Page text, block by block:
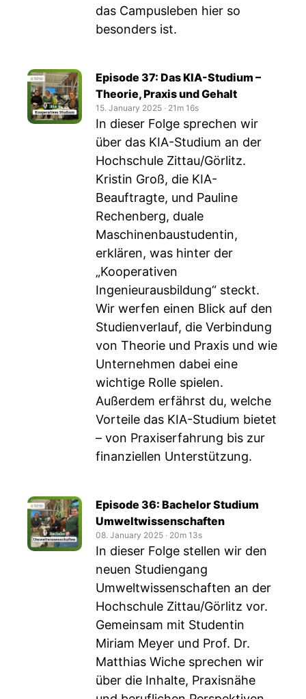
das Campusleben hier so
besonders ist.
Episode 37: Das KIA-Studium –
Theorie, Praxis und Gehalt
15. January 2025 ‧ 21m 16s
In dieser Folge sprechen wir
über das KIA-Studium an der
Hochschule Zittau/Görlitz.
Kristin Groß, die KIA-
Beauftragte, und Pauline
Rechenberg, duale
Maschinenbaustudentin,
erklären, was hinter der
„Kooperativen
Ingenieurausbildung“ steckt.
Wir werfen einen Blick auf den
Studienverlauf, die Verbindung
von Theorie und Praxis und wie
Unternehmen dabei eine
wichtige Rolle spielen.
Außerdem erfährst du, welche
Vorteile das KIA-Studium bietet
– von Praxiserfahrung bis zur
finanziellen Unterstützung.
Episode 36: Bachelor Studium
Umweltwissenschaften
08. January 2025 ‧ 20m 13s
In dieser Folge stellen wir den
neuen Studiengang
Umweltwissenschaften an der
Hochschule Zittau/Görlitz vor.
Gemeinsam mit Studentin
Miriam Meyer und Prof. Dr.
Matthias Wiche sprechen wir
über die Inhalte, Praxisnähe